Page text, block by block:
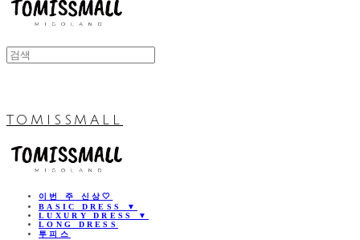
TOMISSMALL
이번 주 신상🤍
BASIC DRESS ▼
LUXURY DRESS ▼
LONG DRESS
투피스